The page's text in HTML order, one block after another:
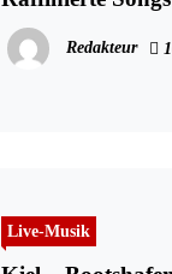
Redakteur
Live-Musik